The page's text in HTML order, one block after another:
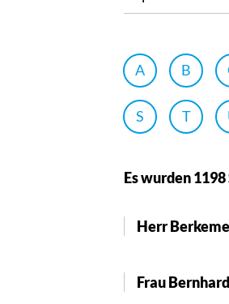
A B
S T
Es wurden
Herr
Frau